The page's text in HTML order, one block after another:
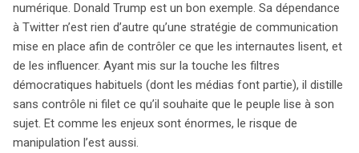
numérique. Donald Trump est un bon exemple. Sa dépendance
à Twitter n’est rien d’autre qu’une stratégie de communication
mise en place afin de contrôler ce que les internautes lisent, et
de les influencer. Ayant mis sur la touche les filtres
démocratiques habituels (dont les médias font partie), il distille
sans contrôle ni filet ce qu’il souhaite que le peuple lise à son
sujet. Et comme les enjeux sont énormes, le risque de
manipulation l’est aussi.